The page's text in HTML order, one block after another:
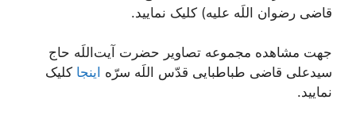
قاضی رضوان اللَه علیه) کلیک نمایید.
جهت مشاهده مجموعه تصاویر حضرت آیت‌اللَه حاج
سیدعلی قاضی طباطبایی قدّس اللَه سرّه اینجا کلیک
نمایید.